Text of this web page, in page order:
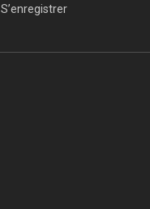
S’enregistrer